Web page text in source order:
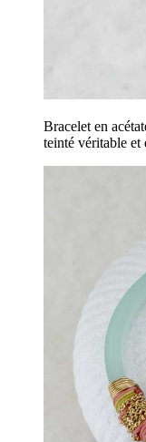
Bracelet en
teinté véritable et